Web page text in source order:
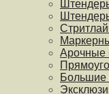
Арочные
Большие